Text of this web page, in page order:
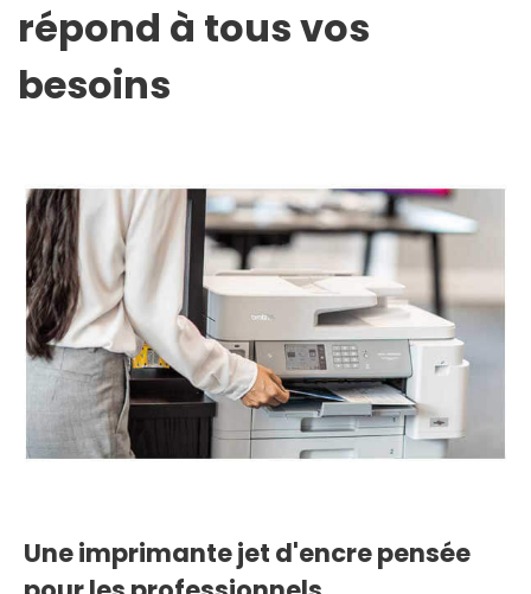
répond à tous vos
besoins
Une imprimante jet d'encre pensée